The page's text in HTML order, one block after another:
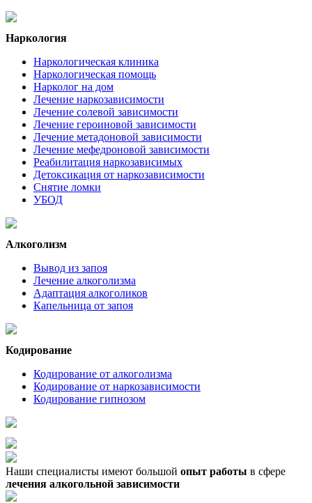
Наркология
Наркологическая клиника
Наркологическая помощь
Нарколог на дом
Лечение наркозависимости
Лечение солевой зависимости
Лечение героиновой зависимости
Лечение метадоновой зависимости
Лечение мефедроновой зависимости
Реабилитация наркозависимых
Детоксикация от наркозависимости
Снятие ломки
УБОД
Алкоголизм
Вывод из запоя
Лечение алкоголизма
Адаптация алкоголиков
Капельница от запоя
Кодирование
Кодирование от алкоголизма
Кодирование от наркозависимости
Кодирование гипнозом
Наши специалисты имеют большой опыт работы в сфере
лечения алкогольной зависимости